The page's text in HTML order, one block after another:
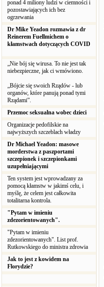
ponad 4 miliony ludzi w ciemności i
pozostawiających ich bez
ogrzewania
Dr Mike Yeadon rozmawia z dr
Reinerem Fuellmichem o
kłamstwach dotyczących COVID
„Nie bój się wirusa. To nie jest tak
niebezpieczne, jak ci wmówiono.
„Bójcie się swoich Rządów - lub
organów, które panują ponad tymi
Rządami”.
Przemoc seksualna wobec dzieci
Organizacje pedofilskie na
najwyższych szczeblach władzy
Dr Michael Yeadon: masowe
morderstwa z paszportami
szczepionek i szczepionkami
uzupełniającymi
Ten system jest wprowadzany za
pomocą kłamstw w jakimś celu, i
myślę, że celem jest całkowita
totalitarna kontrola.
"Pytam w imieniu
zdezorientowanych".
"Pytam w imieniu
zdezorientowanych". List prof.
Rutkowskiego do ministra zdrowia
Jak to jest z kowidem na
Florydzie?